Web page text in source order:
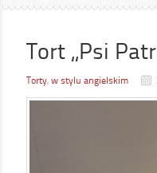
Tort „Psi
Torty, w stylu angielskim